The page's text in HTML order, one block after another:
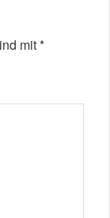
mit*